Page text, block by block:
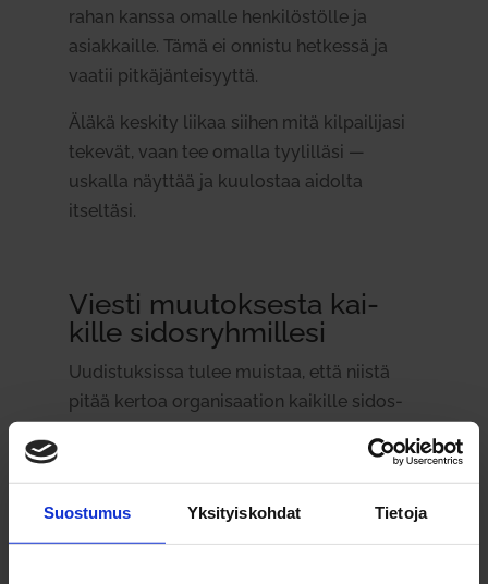
Suostumus Yksityiskohdat Tietoja
rahan kanssa omalle hen­ki­lös­tölle ja
asiak­kaille. Tämä ei onnistu het­kessä ja
vaatii pit­kä­jän­tei­syyttä.
Äläkä keskity liikaa siihen mitä kil­pai­lijasi
tekevät, vaan tee omalla tyy­lilläsi —
uskalla näyttää ja kuu­lostaa aidolta
itseltäsi.
Viesti muu­tok­sesta kai­
kille sidos­ryh­millesi
Uudis­tuk­sissa tulee muistaa, että niistä
pitää kertoa orga­ni­saation kai­kille sidos­
peeksi aikaa viedä uuden brändisi ilo­sa­
nomaa käy­tännön tasolle.
“Vali­tet­tavan usein brän­di­uu­dis­tuk­sissa